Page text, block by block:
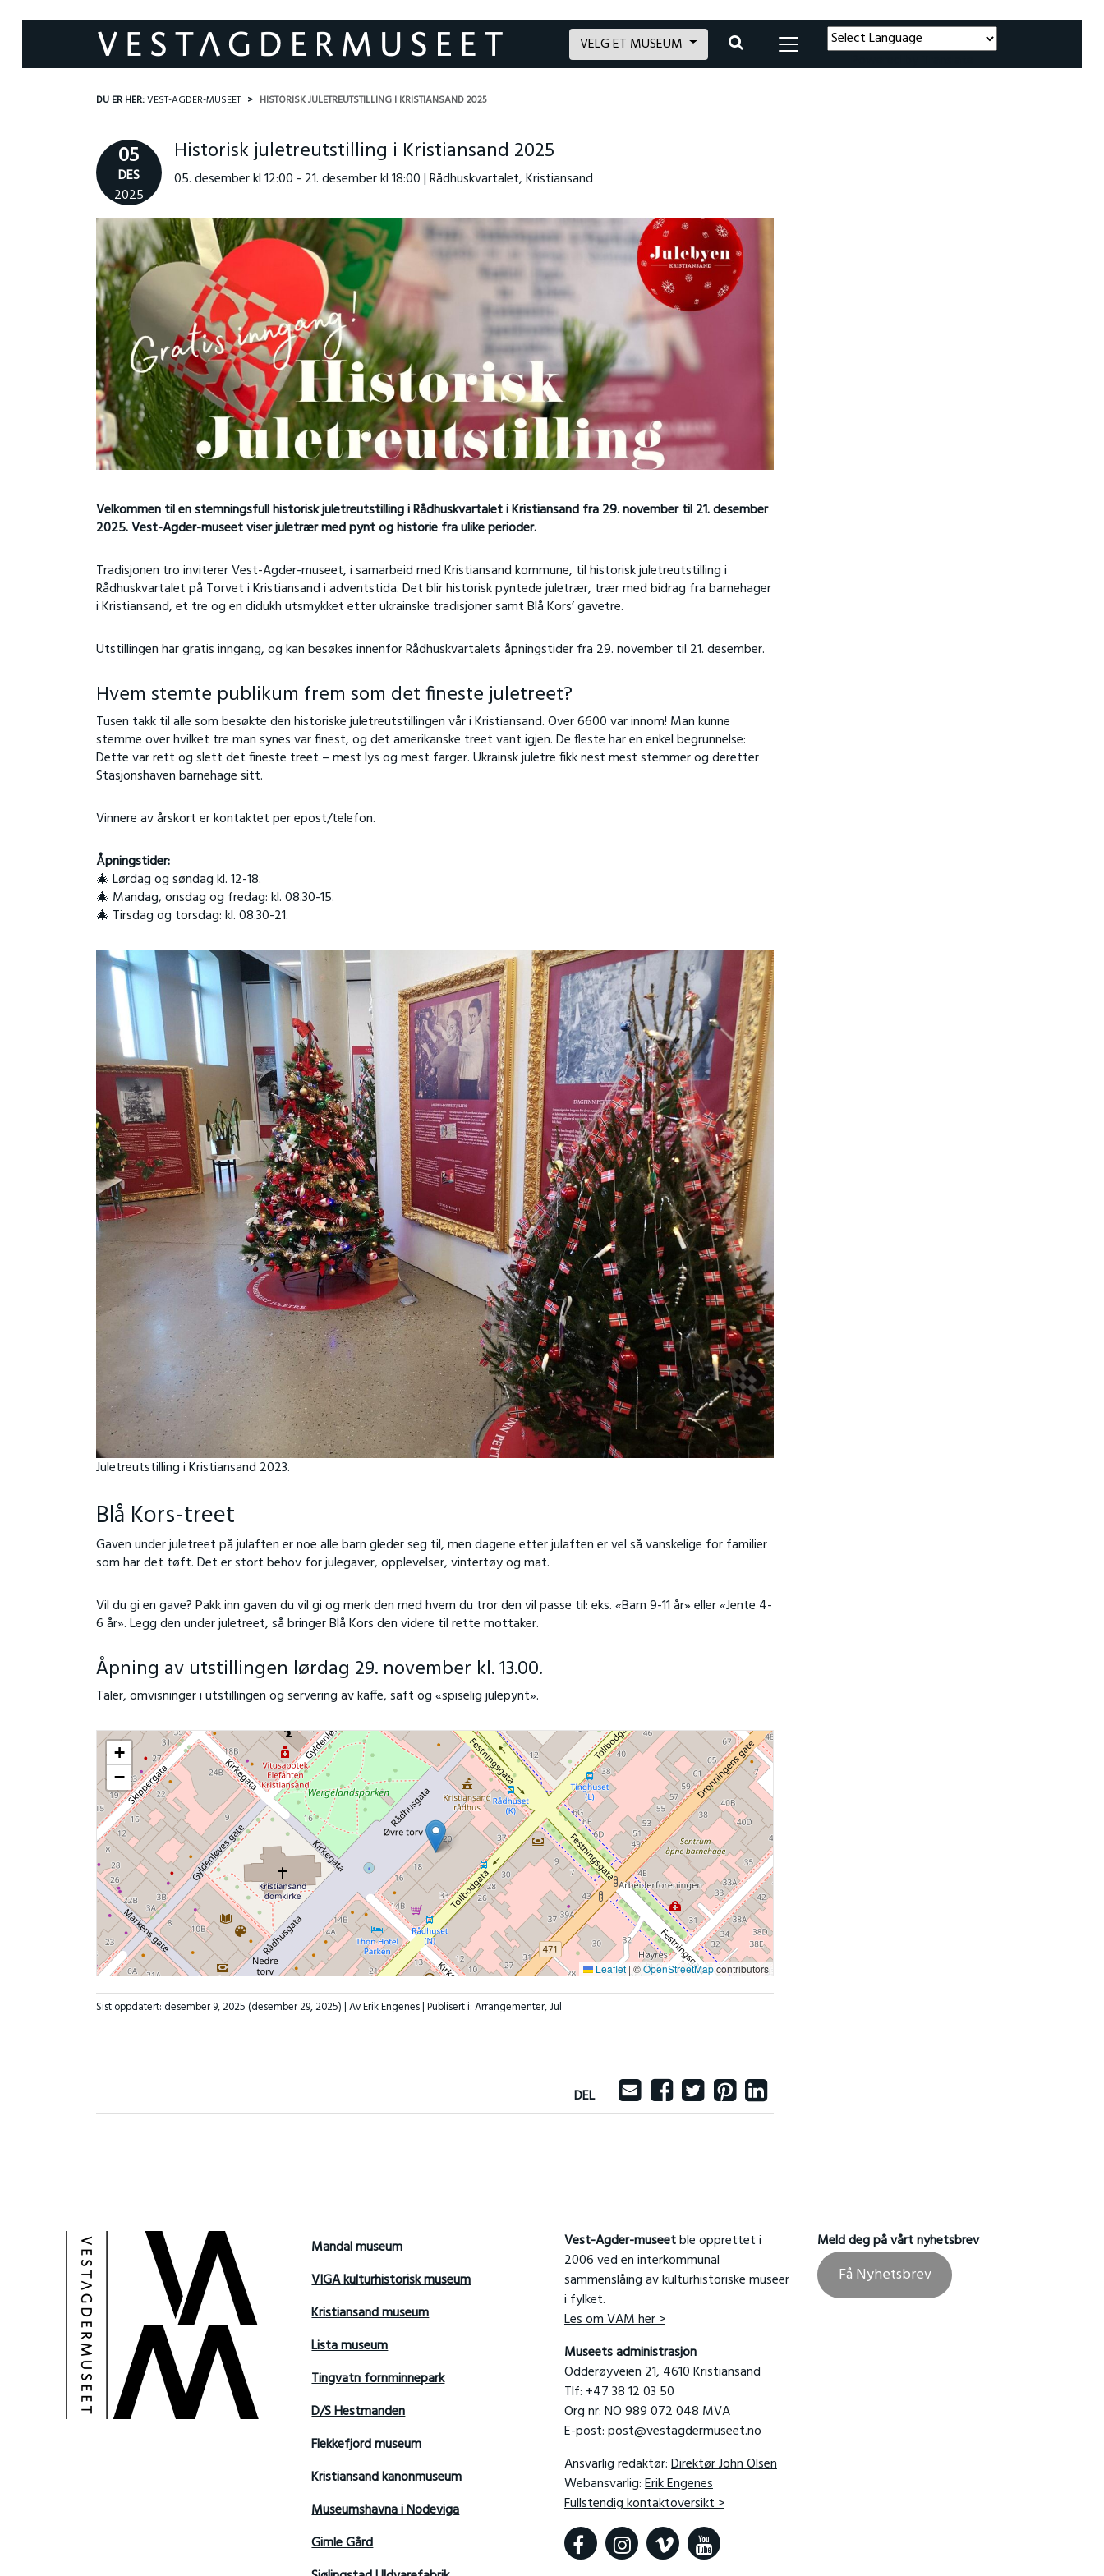
VELG ET MUSEUM
DU ER HER:VEST-AGDER-MUSEET HISTORISK JULETREUTSTILLING I KRISTIANSAND 2025
05
DES
2025
Historisk juletreutstilling i Kristiansand 2025
05. desember kl 12:00 - 21. desember kl 18:00 | Rådhuskvartalet, Kristiansand
Velkommen til en stemningsfull historisk juletreutstilling i Rådhuskvartalet i Kristiansand fra 29. november til 21. desember
2025. Vest-Agder-museet viser juletrær med pynt og historie fra ulike perioder.
Tradisjonen tro inviterer Vest-Agder-museet, i samarbeid med Kristiansand kommune, til historisk juletreutstilling i
Rådhuskvartalet på Torvet i Kristiansand i adventstida. Det blir historisk pyntede juletrær, trær med bidrag fra barnehager
i Kristiansand, et tre og en didukh utsmykket etter ukrainske tradisjoner samt Blå Kors’ gavetre.
Utstillingen har gratis inngang, og kan besøkes innenfor Rådhuskvartalets åpningstider fra 29. november til 21. desember.
Hvem stemte publikum frem som det fineste juletreet?
Tusen takk til alle som besøkte den historiske juletreutstillingen vår i Kristiansand. Over 6600 var innom! Man kunne
stemme over hvilket tre man synes var finest, og det amerikanske treet vant igjen. De fleste har en enkel begrunnelse:
Dette var rett og slett det fineste treet – mest lys og mest farger. Ukrainsk juletre fikk nest mest stemmer og deretter
Stasjonshaven barnehage sitt.
Vinnere av årskort er kontaktet per epost/telefon.
Åpningstider:
🎄 Lørdag og søndag kl. 12-18.
🎄 Mandag, onsdag og fredag: kl. 08.30-15.
🎄 Tirsdag og torsdag: kl. 08.30-21.
Juletreutstilling i Kristiansand 2023.
Blå Kors-treet
Gaven under juletreet på julaften er noe alle barn gleder seg til, men dagene etter julaften er vel så vanskelige for familier
som har det tøft. Det er stort behov for julegaver, opplevelser, vintertøy og mat.
Vil du gi en gave? Pakk inn gaven du vil gi og merk den med hvem du tror den vil passe til: eks. «Barn 9-11 år» eller «Jente 4-
6 år». Legg den under juletreet, så bringer Blå Kors den videre til rette mottaker.
Åpning av utstillingen lørdag 29. november kl. 13.00.
Taler, omvisninger i utstillingen og servering av kaffe, saft og «spiselig julepynt».
+
−
Leaflet | ©OpenStreetMapcontributors
Sist oppdatert: desember 9, 2025 (desember 29, 2025)| Av Erik Engenes |Publisert i:Arrangementer,Jul
DEL
Mandal museum
VIGA kulturhistorisk museum
Kristiansand museum
Lista museum
Tingvatn fornminnepark
D/S Hestmanden
Flekkefjord museum
Kristiansand kanonmuseum
Museumshavna i Nodeviga
Gimle Gård
Vest-Agder-museetble opprettet i
2006 ved en interkommunal
sammenslåing av kulturhistoriske museer
i fylket.
Les om VAM her >
Museets administrasjon
Odderøyveien 21, 4610 Kristiansand
Tlf: +47 38 12 03 50
Org nr: NO 989 072 048 MVA
E-post:post@vestagdermuseet.no
Ansvarlig redaktør:Direktør John Olsen
Webansvarlig:Erik Engenes
Fullstendig kontaktoversikt >
Meld deg på vårt nyhetsbrev
Få Nyhetsbrev